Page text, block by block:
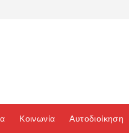
Κοινωνία Αυτοδιοίκηση